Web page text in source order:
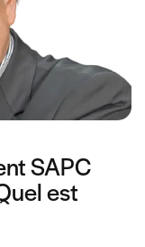
SAPC
est